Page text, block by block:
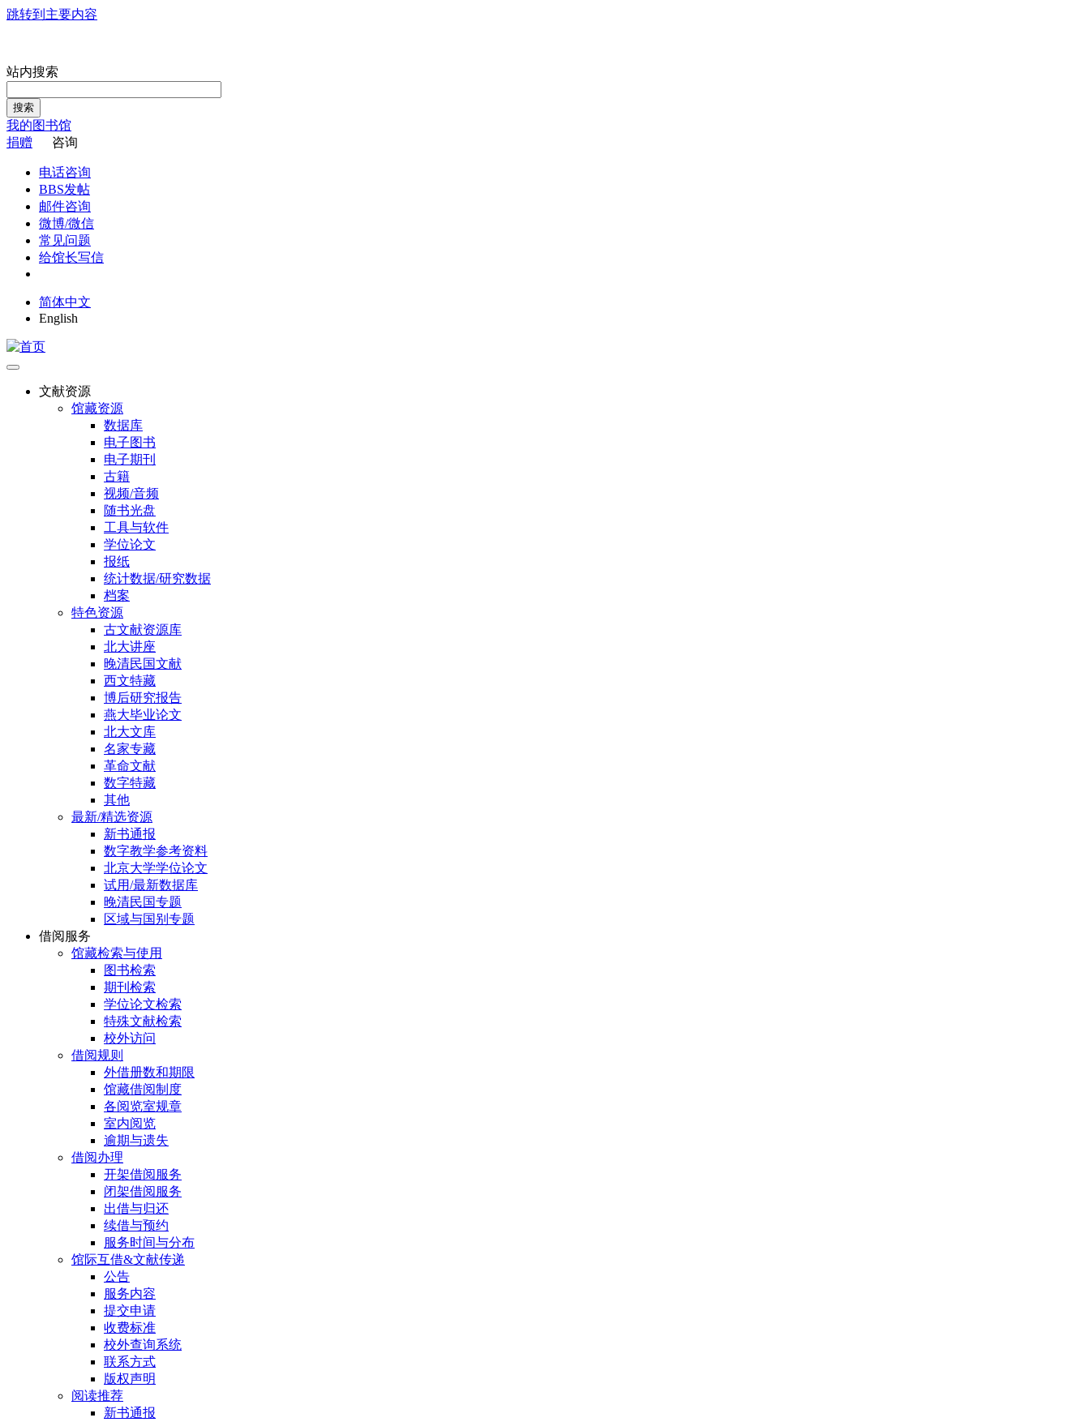
跳转到主要内容
站内搜索
搜索
我的图书馆
捐赠
咨询
电话咨询
BBS发帖
邮件咨询
微博/微信
常见问题
给馆长写信
简体中文
English
文献资源
馆藏资源
数据库
电子图书
电子期刊
古籍
视频/音频
随书光盘
工具与软件
学位论文
报纸
统计数据/研究数据
档案
特色资源
古文献资源库
北大讲座
晚清民国文献
西文特藏
博后研究报告
燕大毕业论文
北大文库
名家专藏
革命文献
数字特藏
其他
最新/精选资源
新书通报
数字教学参考资料
北京大学学位论文
试用/最新数据库
晚清民国专题
区域与国别专题
借阅服务
馆藏检索与使用
图书检索
期刊检索
学位论文检索
特殊文献检索
校外访问
借阅规则
外借册数和期限
馆藏借阅制度
各阅览室规章
室内阅览
逾期与遗失
借阅办理
开架借阅服务
闭架借阅服务
出借与归还
续借与预约
服务时间与分布
馆际互借&文献传递
公告
服务内容
提交申请
收费标准
校外查询系统
联系方式
版权声明
阅读推荐
新书通报